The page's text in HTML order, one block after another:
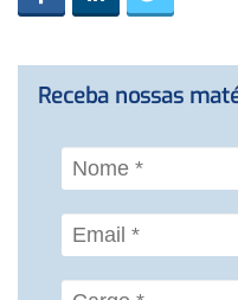
Receba nossas